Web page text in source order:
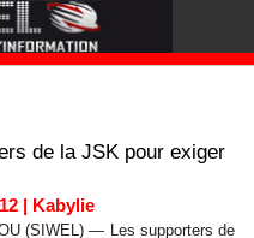
de la JSK pour exiger
| Kabylie
(SIWEL) — Les supporters de